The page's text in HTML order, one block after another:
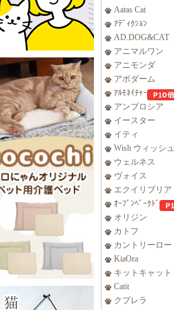
Aatas Cat
ｱﾃﾞｨｸｼｮﾝ
AD.DOG&CAT
アニマルワン
アニモンダ
アボダーム
ｱﾙﾓﾈｲﾁｬｰ
アンブロシア
イースター
イティ
Wish ウィッシュ
ウェルネス
ヴォイス
エクイリブリア
ｵｰﾌﾞﾝﾍﾞｰｸﾄﾞ
オリジン
カトフ
カントリーロー
KiaOra
キットキャット
Catit
クプレラ